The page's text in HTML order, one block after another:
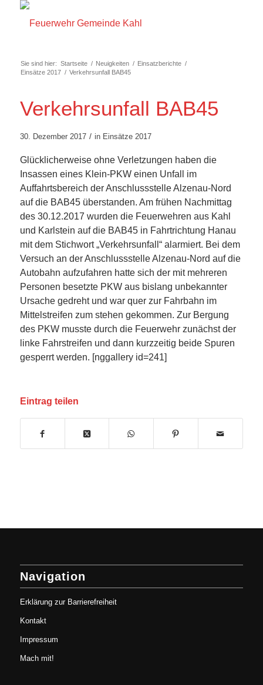
Sie sind hier: Startseite / Neuigkeiten / Einsatzberichte /
Einsätze 2017 / Verkehrsunfall BAB45
Verkehrsunfall BAB45
30. Dezember 2017 / in Einsätze 2017
Glücklicherweise ohne Verletzungen haben die
Insassen eines Klein-PKW einen Unfall im
Auffahrtsbereich der Anschlussstelle Alzenau-Nord
auf die BAB45 überstanden. Am frühen Nachmittag
des 30.12.2017 wurden die Feuerwehren aus Kahl
und Karlstein auf die BAB45 in Fahrtrichtung Hanau
mit dem Stichwort „Verkehrsunfall“ alarmiert. Bei dem
Versuch an der Anschlussstelle Alzenau-Nord auf die
Autobahn aufzufahren hatte sich der mit mehreren
Personen besetzte PKW aus bislang unbekannter
Ursache gedreht und war quer zur Fahrbahn im
Mittelstreifen zum stehen gekommen. Zur Bergung
des PKW musste durch die Feuerwehr zunächst der
linke Fahrstreifen und dann kurzzeitig beide Spuren
gesperrt werden. [nggallery id=241]
Eintrag teilen
Navigation
Erklärung zur Barrierefreiheit
Kontakt
Impressum
Mach mit!